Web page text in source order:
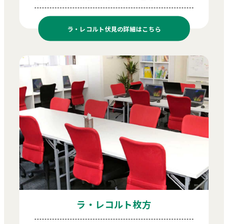
ラ・レコルト伏見の詳細はこちら
ラ・レコルト枚方